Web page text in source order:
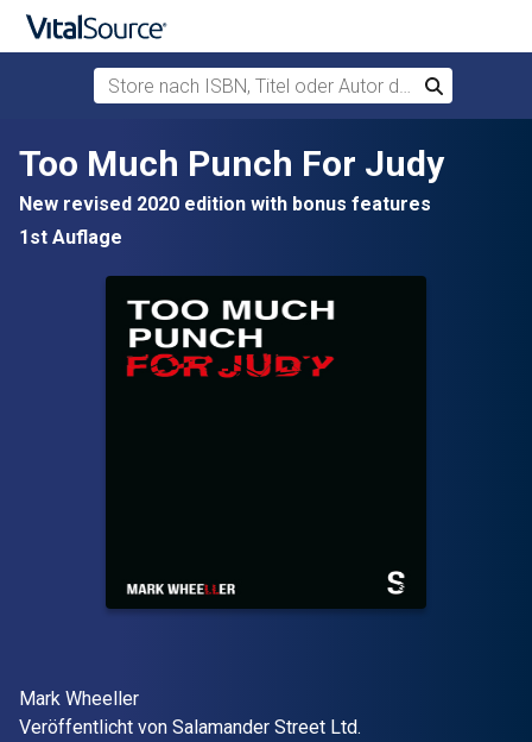
Zum Hauptinhalt springen
Store nach ISBN, Titel oder Autor durchsuchen
Suchen
Too Much Punch For Judy
New revised 2020 edition with bonus features
1st Auflage
Autor(en)
Mark Wheeller
Verleger
Veröffentlicht von Salamander Street Ltd.